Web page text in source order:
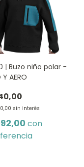
| Buzo niño polar -
Y AERO
sin interés
con